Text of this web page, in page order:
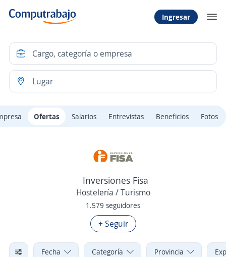
Ingresar
Ofertas Salarios Entrevistas Beneficios Fotos
Inversiones Fisa
Hostelería / Turismo
1.579 seguidores
+ Seguir
Fecha Categoría Provincia